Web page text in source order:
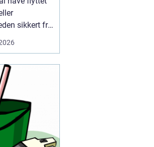
sikkert fra
tunge løft og
Mange
hv...